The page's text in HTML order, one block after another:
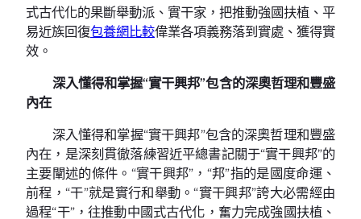
式古代化的果斷舉動派、實干家，把推動強國扶植、平
易近族回復包養網比較偉業各項義務落到實處、獲得實
效。
深入懂得和掌握“實干興邦”包含的深奧哲理和豐盛
內在
深入懂得和掌握“實干興邦”包含的深奧哲理和豐盛
內在，是深刻貫徹落練習近平總書記關于“實干興邦”的
主要闡述的條件。“實干興邦”，“邦”指的是國度命運、
前程，“干”就是實行和舉動。“實干興邦”誇大必需經由
過程“干”，往推動中國式古代化，奮力完成強國扶植、